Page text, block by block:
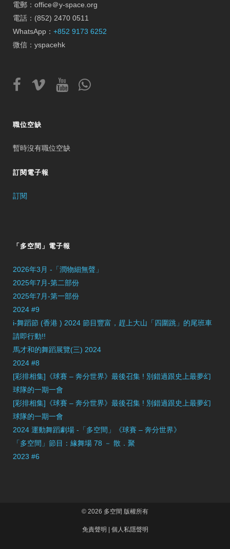
電郵：office＠y-space.org
電話：(852) 2470 0511
WhatsApp： +852 9173 6252
微信：yspacehk
職位空缺
暫時沒有職位空缺
訂閱電子報
訂閱
「多空間」電子報
2026年3月 -「潤物細無聲」
2025年7月-第二部份
2025年7月-第一部份
2024 #9
i-舞蹈節 (香港 ) 2024 節目豐富，趕上大山「四圍跳」的尾班車
請即行動!!
馬才和的舞蹈展覽(三) 2024
2024 #8
[彩排相集]《球賽 – 奔分世界》最後召集 ! 別錯過跟史上最夢幻
球隊的一期一會
[彩排相集]《球賽 – 奔分世界》最後召集 ! 別錯過跟史上最夢幻
球隊的一期一會
2024 運動舞蹈劇場 -「多空間」《球賽 – 奔分世界》
「多空間」節目：緣舞場 78 － 散．聚
2023 #6
© 2026 多空間 版權所有
免責聲明 個人私隱聲明